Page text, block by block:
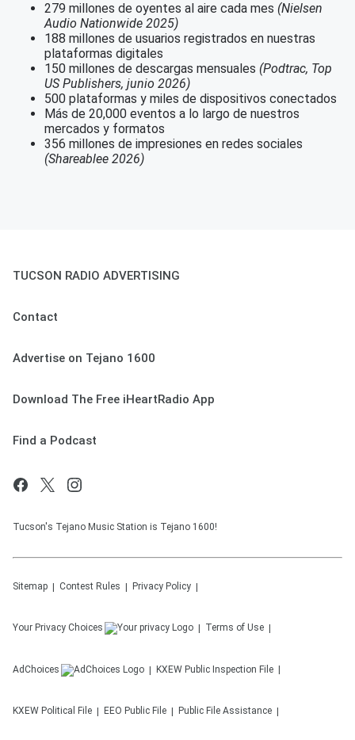
279 millones de oyentes al aire cada mes (Nielsen
Audio Nationwide 2025)
188 millones de usuarios registrados en nuestras
plataformas digitales
150 millones de descargas mensuales (Podtrac, Top
US Publishers, junio 2026)
500 plataformas y miles de dispositivos conectados
Más de 20,000 eventos a lo largo de nuestros
mercados y formatos
356 millones de impresiones en redes sociales
(Shareablee 2026)
TUCSON RADIO ADVERTISING
Contact
Advertise on Tejano 1600
Download The Free iHeartRadio App
Find a Podcast
Tucson's Tejano Music Station is Tejano 1600!
Sitemap Contest Rules Privacy Policy
Your Privacy Choices Terms of Use
AdChoices KXEW Public Inspection File
KXEW Political File EEO Public File Public File Assistance